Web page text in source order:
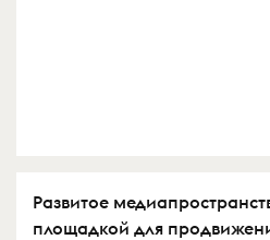
Развитое
площадкой для